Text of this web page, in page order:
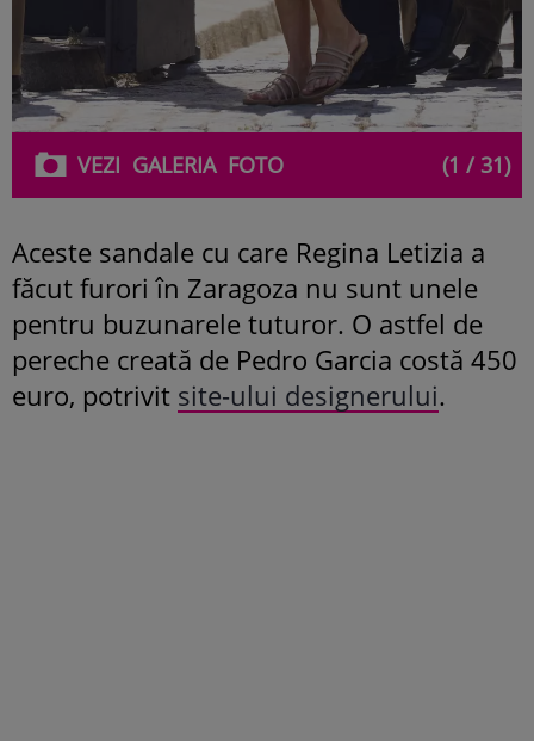
VEZI GALERIAFOTO (1 / 31)
Aceste sandale cu care Regina Letizia a
făcut furori în Zaragoza nu sunt unele
pentru buzunarele tuturor. O astfel de
pereche creată de Pedro Garcia costă 450
euro, potrivit site-ului designerului.